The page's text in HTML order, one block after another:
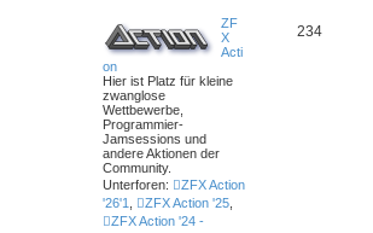
ZF
X
Acti
on
Hier ist Platz für kleine
zwanglose
Wettbewerbe,
Programmier-
Jamsessions und
andere Aktionen der
Community.
Unterforen:
ZFX Action
'26'1
ZFX Action '25
ZFX Action '24 -
234